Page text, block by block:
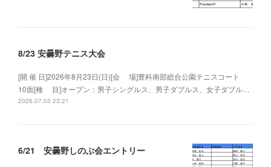
8/23 安曇野テニス大会
[開 催 日]2026年8月23日(日)[会 場]豊科南部総合公園テニスコート
10面[種 目]オープン：男子シングルス、男子ダブルス、女子ダブル…
2026.07.03 23:21
6/21 安曇野しのぶ会エントリー